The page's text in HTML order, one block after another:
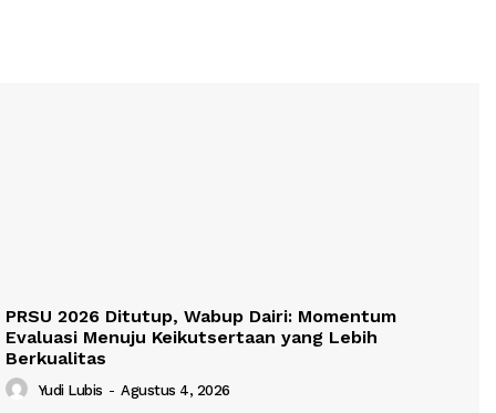
PRSU 2026 Ditutup, Wabup Dairi: Momentum
Evaluasi Menuju Keikutsertaan yang Lebih
Berkualitas
Yudi Lubis - Agustus 4, 2026